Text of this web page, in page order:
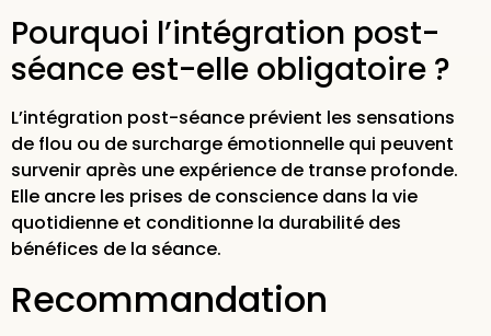
Pourquoi l’intégration post-
séance est-elle obligatoire ?
L’intégration post-séance prévient les sensations
de flou ou de surcharge émotionnelle qui peuvent
survenir après une expérience de transe profonde.
Elle ancre les prises de conscience dans la vie
quotidienne et conditionne la durabilité des
bénéfices de la séance.
Recommandation